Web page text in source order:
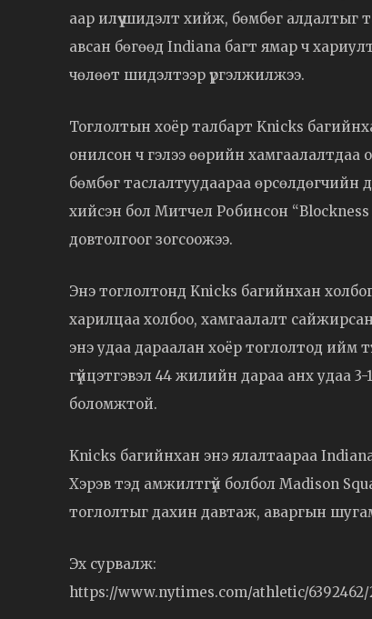
аар илүү шидэлт хийж, бөмбөг алдалтыг
авсан бөгөөд Indiana багт ямар ч хариулт
чөлөөт шидэлтээр үргэлжилжээ.
Тоглолтын хоёр талбарт Knicks
онилсон ч гэлээ өөрийн
бөмбөг таслалтуудаараа өрсөлдөгчийн
хийсэн бол Митчел Робинсон
довтолгоог зогсоожээ.
Энэ тоглолтонд Knicks багийнхан
харилцаа холбоо, хамгаалалт
энэ удаа дараалан хоёр тоглолтод ийм
гүйцэтгэвэл 44 жилийн дараа анх удаа
боломжтой.
Knicks багийнхан энэ ялалтаараа
Хэрэв тэд амжилтгүй болбол Madison
тоглолтыг дахин давтаж, аваргын
Эх сурвалж:
https://www.nytimes.com/athletic/